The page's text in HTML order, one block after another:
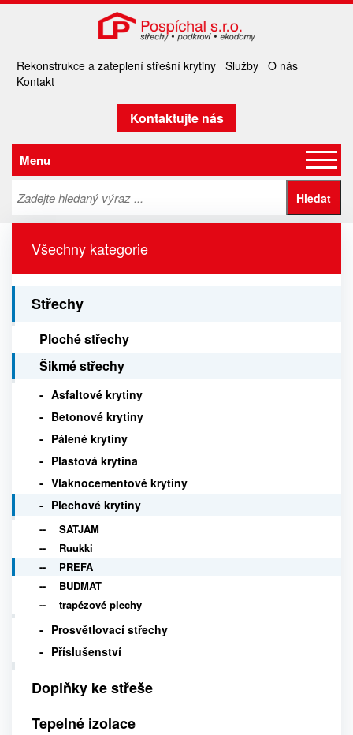
Rekonstrukce a zateplení střešní krytiny Služby O nás
Kontakt
Kontaktujte nás
Menu
Všechny kategorie
Střechy
Ploché střechy
Šikmé střechy
Asfaltové krytiny
Betonové krytiny
Pálené krytiny
Plastová krytina
Vlaknocementové krytiny
Plechové krytiny
SATJAM
Ruukki
PREFA
BUDMAT
trapézové plechy
Prosvětlovací střechy
Příslušenství
Doplňky ke střeše
Tepelné izolace